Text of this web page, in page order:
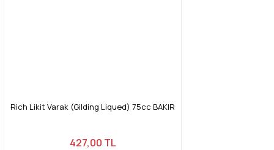
Rich Likit Varak (Gilding Liqued) 75cc BAKIR
427,00 TL